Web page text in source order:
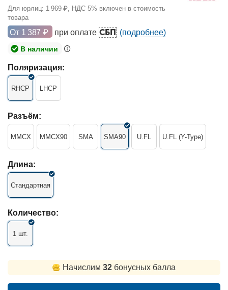
Для юрлиц: 1 969 ₽, НДС 5% включен в стоимость
товара
От 1 387 ₽ при оплате СБП (подробнее)
В наличии
Поляризация:
RHCP LHCP
Разъём:
MMCX MMCX90 SMA SMA90 U.FL U.FL (Y-Type)
Длина:
Стандартная
Количество:
1 шт.
Начислим 32 бонусных балла